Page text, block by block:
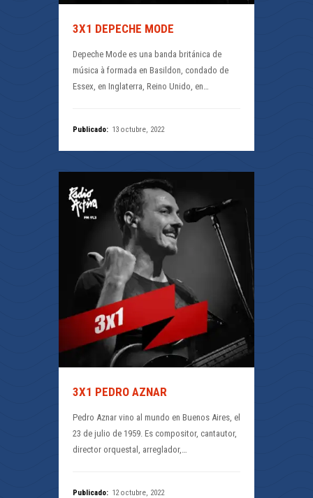
3X1 DEPECHE MODE
Depeche Mode es una banda británica de
música à formada en Basildon, condado de
Essex, en Inglaterra, Reino Unido, en…
Publicado: 13 octubre, 2022
3X1 PEDRO AZNAR
Pedro Aznar vino al mundo en Buenos Aires, el
23 de julio de 1959. Es compositor, cantautor,
director orquestal, arreglador,…
Publicado: 12 octubre, 2022